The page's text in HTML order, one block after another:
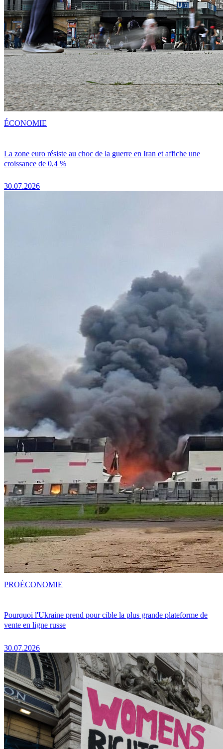
La zone euro résiste au choc de la guerre en Iran et affiche une
croissance de 0,4 %
30.07.2026
ÉCONOMIE
Pourquoi l'Ukraine prend pour cible la plus grande plateforme de
vente en ligne russe
30.07.2026
PROÉCONOMIE